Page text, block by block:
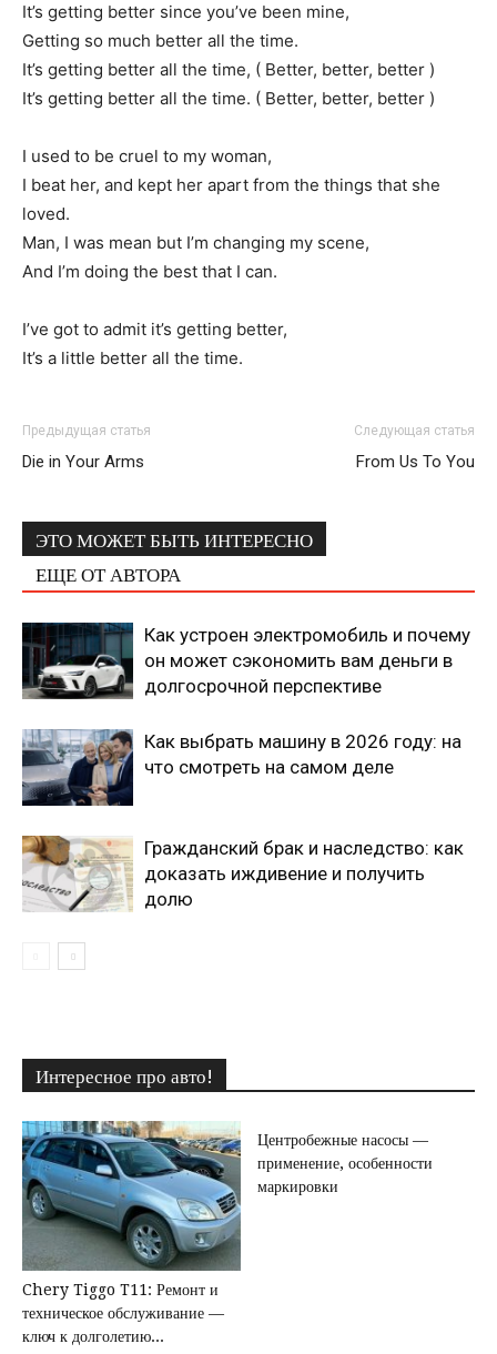
It’s getting better since you’ve been mine,
Getting so much better all the time.
It’s getting better all the time, ( Better, better, better )
It’s getting better all the time. ( Better, better, better )
I used to be cruel to my woman,
I beat her, and kept her apart from the things that she
loved.
Man, I was mean but I’m changing my scene,
And I’m doing the best that I can.
I’ve got to admit it’s getting better,
It’s a little better all the time.
Предыдущая статья
Die in Your Arms
Следующая статья
From Us To You
ЭТО МОЖЕТ БЫТЬ ИНТЕРЕСНО
ЕЩЕ ОТ АВТОРА
Как устроен электромобиль и почему
он может сэкономить вам деньги в
долгосрочной перспективе
Как выбрать машину в 2026 году: на
что смотреть на самом деле
Гражданский брак и наследство: как
доказать иждивение и получить
долю
Интересное про авто!
Chery Tiggo T11: Ремонт и
техническое обслуживание —
ключ к долголетию...
Центробежные насосы —
применение, особенности
маркировки